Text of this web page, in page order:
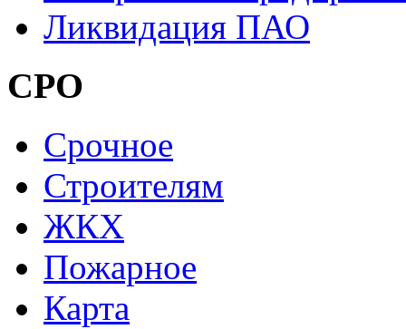
Ликвидация ПАО
СРО
Cрочное
Строителям
ЖКХ
Пожарное
Карта